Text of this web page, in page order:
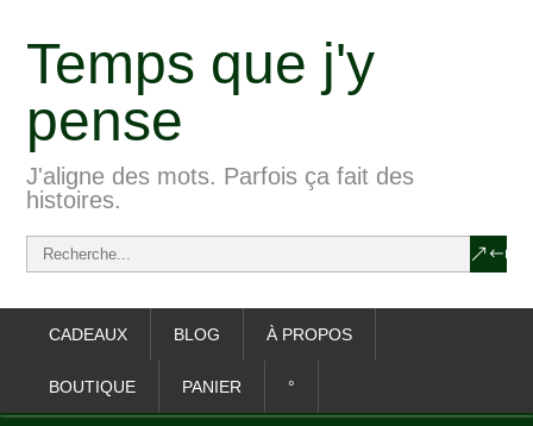
Temps que j'y
pense
J'aligne des mots. Parfois ça fait des
histoires.
CADEAUX BLOG À PROPOS
BOUTIQUE PANIER °